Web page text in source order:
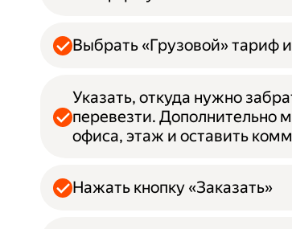
Выбрать «Грузовой» тариф
Указать, откуда нужно
перевезти. Дополнительно
офиса, этаж и оставить
Нажать кнопку «Заказать»